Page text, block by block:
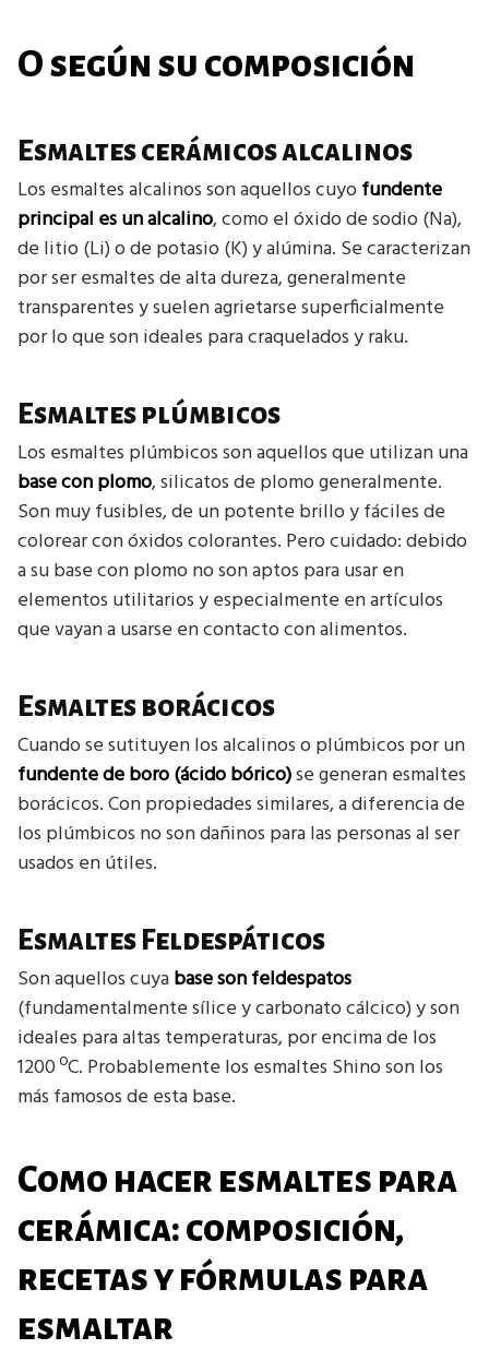
O según su composición
Esmaltes cerámicos alcalinos
Los esmaltes alcalinos son aquellos cuyofundente
principal es un alcalino, como el óxido de sodio (Na),
de litio (Li) o de potasio (K) y alúmina. Se caracterizan
por ser esmaltes de alta dureza, generalmente
transparentes y suelen agrietarse superficialmente
por lo que son ideales para craquelados y raku.
Esmaltes plúmbicos
Los esmaltes plúmbicos son aquellos que utilizan una
base con plomo, silicatos de plomo generalmente.
Son muy fusibles, de un potente brillo y fáciles de
colorear con óxidos colorantes. Pero cuidado: debido
a su base con plomo no son aptos para usar en
elementos utilitarios y especialmente en artículos
que vayan a usarse en contacto con alimentos.
Esmaltes borácicos
Cuando se sutituyen los alcalinos o plúmbicos por un
fundente de boro (ácido bórico)se generan esmaltes
borácicos. Con propiedades similares, a diferencia de
los plúmbicos no son dañinos para las personas al ser
usados en útiles.
Esmaltes Feldespáticos
Son aquellos cuyabase son feldespatos
(fundamentalmente sílice y carbonato cálcico) y son
ideales para altas temperaturas, por encima de los
1200 ºC. Probablemente los esmaltes Shino son los
más famosos de esta base.
Como hacer esmaltes para
cerámica: composición,
recetas y fórmulas para
esmaltar